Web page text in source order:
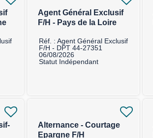
Agent Général Exclusif
F/H - Pays de la Loire
Réf. : Agent Général Exclusif
F/H - DPT 44-27351
06/08/2026
Statut Indépendant
Alternance - Courtage
Epargne F/H